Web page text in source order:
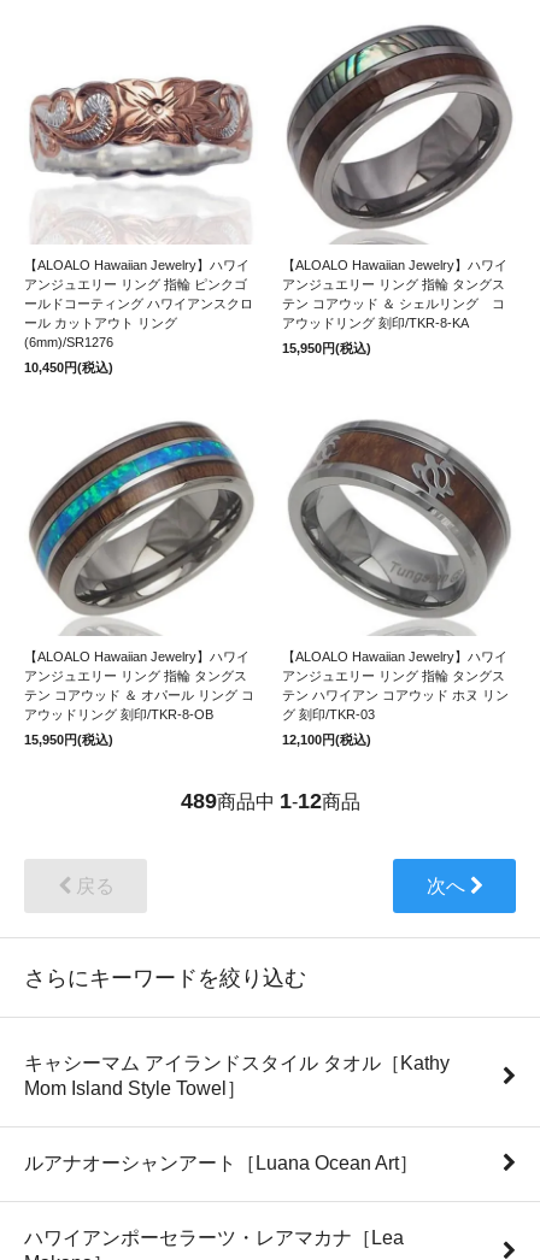
【ALOALO Hawaiian Jewelry】ハワイ
アンジュエリー リング 指輪 ピンクゴ
ールドコーティング ハワイアンスクロ
ール カットアウト リング
(6mm)/SR1276
10,450円(税込)
【ALOALO Hawaiian Jewelry】ハワイ
アンジュエリー リング 指輪 タングス
テン コアウッド ＆ シェルリング コ
アウッドリング 刻印/TKR-8-KA
15,950円(税込)
【ALOALO Hawaiian Jewelry】ハワイ
アンジュエリー リング 指輪 タングス
テン コアウッド ＆ オパール リング コ
アウッドリング 刻印/TKR-8-OB
15,950円(税込)
【ALOALO Hawaiian Jewelry】ハワイ
アンジュエリー リング 指輪 タングス
テン ハワイアン コアウッド ホヌ リン
グ 刻印/TKR-03
12,100円(税込)
489商品中 1-12商品
戻る 次へ
さらにキーワードを絞り込む
キャシーマム アイランドスタイル タオル［Kathy
Mom Island Style Towel］
ルアナオーシャンアート［Luana Ocean Art］
ハワイアンポーセラーツ・レアマカナ［Lea